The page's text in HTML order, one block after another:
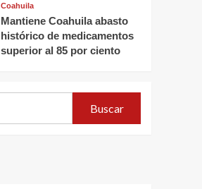
Coahuila
Mantiene Coahuila abasto
histórico de medicamentos
superior al 85 por ciento